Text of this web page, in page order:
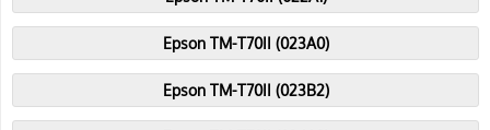
Epson TM-T70II (023A0)
Epson TM-T70II (023B2)